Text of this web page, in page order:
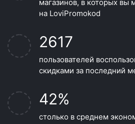
магазинов, в которых вы
на LoviPromokod
2617
пользователей
скидками за последний
42%
столько в среднем